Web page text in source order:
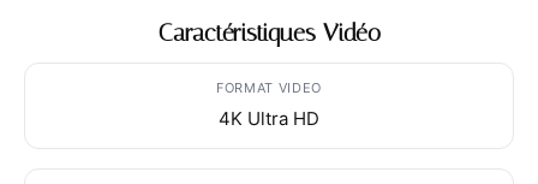
Caractéristiques Vidéo
FORMAT VIDEO
4K Ultra HD